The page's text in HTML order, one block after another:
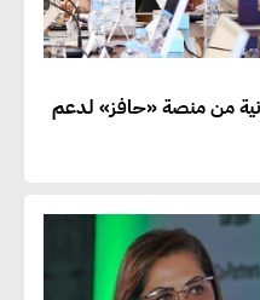
من منصة «حافز» لدعم